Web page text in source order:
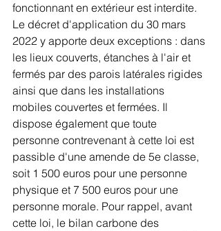
fonctionnant en extérieur est interdite.
Le décret d'application du 30 mars
2022 y apporte deux exceptions : dans
les lieux couverts, étanches à l'air et
fermés par des parois latérales rigides
ainsi que dans les installations
mobiles couvertes et fermées. Il
dispose également que toute
personne contrevenant à cette loi est
passible d'une amende de 5e classe,
soit 1 500 euros pour une personne
physique et 7 500 euros pour une
personne morale. Pour rappel, avant
cette loi, le bilan carbone des